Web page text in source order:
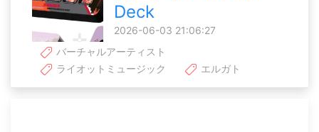
Deck
2026-06-03 21:06:27
バーチャルアーティスト
ライオットミュージック
エルガト